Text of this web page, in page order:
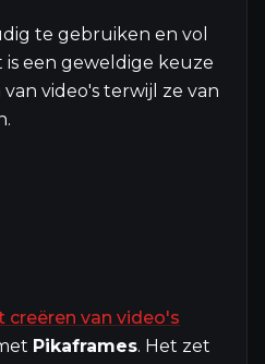
te gebruiken en vol
een geweldige keuze
video's terwijl ze van
creëren van video's
Pikaframes. Het zet